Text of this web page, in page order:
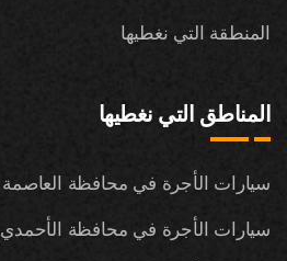
المنطقة التي نغطيها
المناطق التي نغطيها
سيارات الأجرة في محافظة العاصمة
سيارات الأجرة في محافظة الأحمدي